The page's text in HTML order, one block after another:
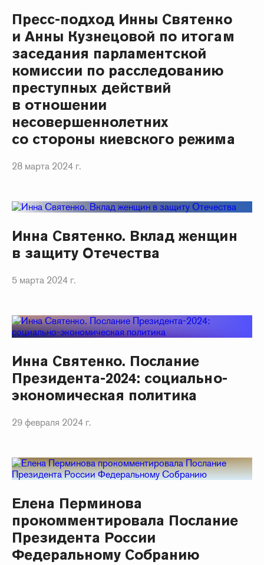
Пресс-подход Инны Святенко
и Анны Кузнецовой по итогам
заседания парламентской
комиссии по расследованию
преступных действий
в отношении
несовершеннолетних
со стороны киевского режима
28 марта 2024 г.
Инна Святенко. Вклад женщин
в защиту Отечества
5 марта 2024 г.
Инна Святенко. Послание
Президента-2024: социально-
экономическая политика
29 февраля 2024 г.
Елена Перминова
прокомментировала Послание
Президента России
Федеральному Собранию